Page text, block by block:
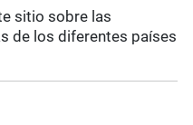
sitio sobre las
de los diferentes países